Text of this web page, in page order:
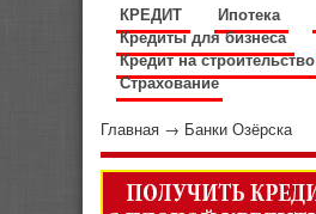
КРЕДИТ Ипотека
Кредиты для бизнеса
Кредит на строительство
Страхование
Главная → Банки Озёрска